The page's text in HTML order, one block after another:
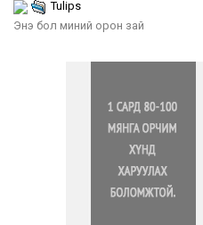
Tulips
Энэ бол миний орон зай